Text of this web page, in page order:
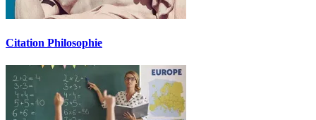
Citation Philosophie